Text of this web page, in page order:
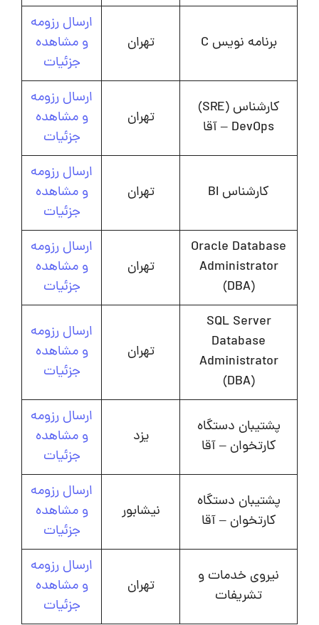
برنامه نویس C تهران
ارسال رزومه
و مشاهده
جزئیات
کارشناس (SRE)
DevOps – آقا
تهران
ارسال رزومه
و مشاهده
جزئیات
کارشناس BI تهران
ارسال رزومه
و مشاهده
جزئیات
Oracle Database
Administrator
(DBA)
تهران
ارسال رزومه
و مشاهده
جزئیات
SQL Server
Database
Administrator
(DBA)
تهران
ارسال رزومه
و مشاهده
جزئیات
پشتیبان دستگاه
کارتخوان – آقا
یزد
ارسال رزومه
و مشاهده
جزئیات
پشتیبان دستگاه
کارتخوان – آقا
نیشابور
ارسال رزومه
و مشاهده
جزئیات
نیروی خدمات و
تشریفات
تهران
ارسال رزومه
و مشاهده
جزئیات